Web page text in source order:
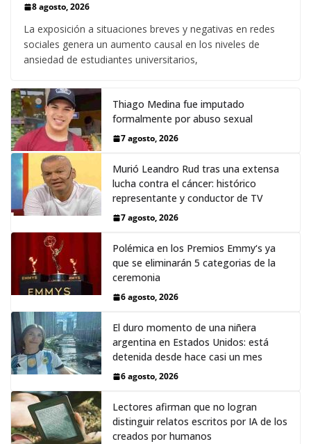
8 agosto, 2026
La exposición a situaciones breves y negativas en redes
sociales genera un aumento causal en los niveles de
ansiedad de estudiantes universitarios,
Thiago Medina fue imputado
formalmente por abuso sexual
7 agosto, 2026
Murió Leandro Rud tras una extensa
lucha contra el cáncer: histórico
representante y conductor de TV
7 agosto, 2026
Polémica en los Premios Emmy‘s ya
que se eliminarán 5 categorias de la
ceremonia
6 agosto, 2026
El duro momento de una niñera
argentina en Estados Unidos: está
detenida desde hace casi un mes
6 agosto, 2026
Lectores afirman que no logran
distinguir relatos escritos por IA de los
creados por humanos